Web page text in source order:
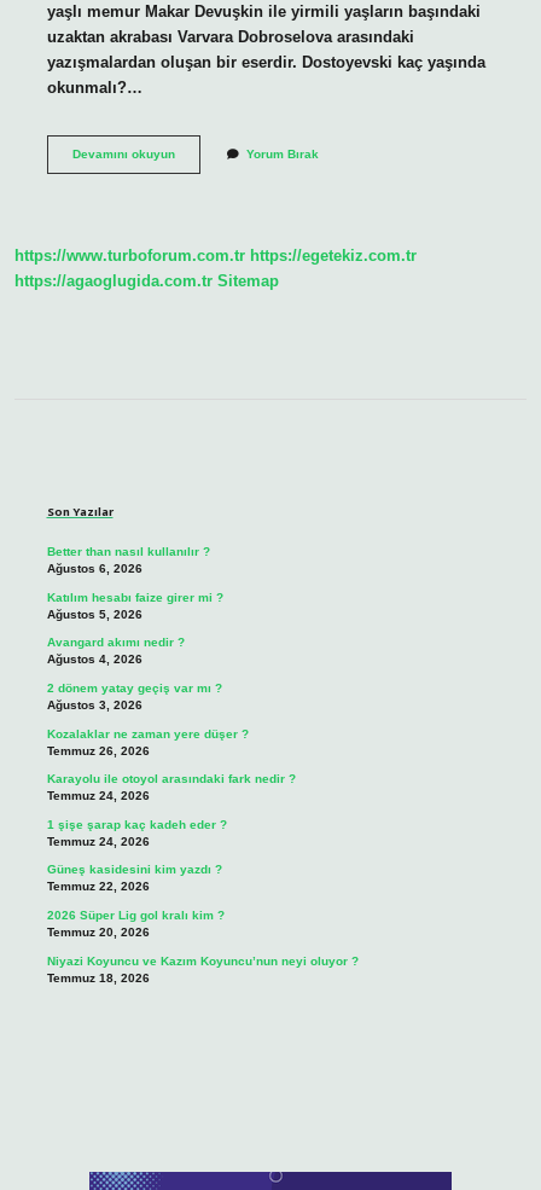
yaşlı memur Makar Devuşkin ile yirmili yaşların başındaki
uzaktan akrabası Varvara Dobroselova arasındaki
yazışmalardan oluşan bir eserdir. Dostoyevski kaç yaşında
okunmalı?…
Devamını okuyunDostoyevskiYorum Bırak
https://www.turboforum.com.tr https://egetekiz.com.tr
https://agaoglugida.com.tr Sitemap
Son Yazılar
Better than nasıl kullanılır ?
Ağustos 6, 2026
Katılım hesabı faize girer mi ?
Ağustos 5, 2026
Avangard akımı nedir ?
Ağustos 4, 2026
2 dönem yatay geçiş var mı ?
Ağustos 3, 2026
Kozalaklar ne zaman yere düşer ?
Temmuz 26, 2026
Karayolu ile otoyol arasındaki fark nedir ?
Temmuz 24, 2026
1 şişe şarap kaç kadeh eder ?
Temmuz 24, 2026
Güneş kasidesini kim yazdı ?
Temmuz 22, 2026
2026 Süper Lig gol kralı kim ?
Temmuz 20, 2026
Niyazi Koyuncu ve Kazım Koyuncu’nun neyi oluyor ?
Temmuz 18, 2026